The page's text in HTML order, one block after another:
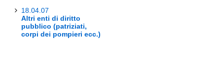
18.04.07
Altri enti di diritto
pubblico (patriziati,
corpi dei pompieri ecc.)